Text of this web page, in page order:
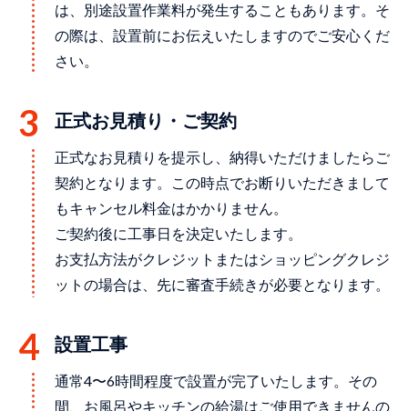
は、別途設置作業料が発生することもあります。そ
の際は、設置前にお伝えいたしますのでご安心くだ
さい。
正式お見積り・ご契約
正式なお見積りを提示し、納得いただけましたらご
契約となります。この時点でお断りいただきまして
もキャンセル料金はかかりません。
ご契約後に工事日を決定いたします。
お支払方法がクレジットまたはショッピングクレジ
ットの場合は、先に審査手続きが必要となります。
設置⼯事
通常4〜6時間程度で設置が完了いたします。その
間、お⾵呂やキッチンの給湯はご使⽤できませんの